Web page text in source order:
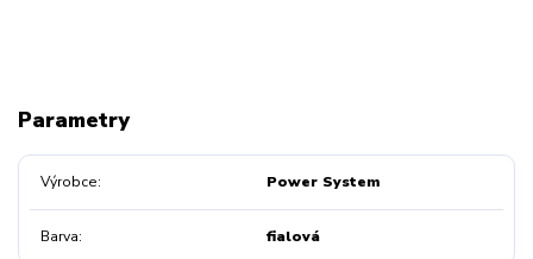
Parametry
Výrobce Power System
Barva fialová